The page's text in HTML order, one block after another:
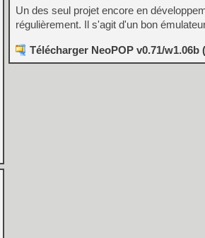
Un des seul projet encore en
régulièrement. Il s'agit d'un bon
Télécharger NeoPOP v0.71/w1.06b